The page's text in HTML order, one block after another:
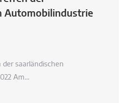
Automobilindustrie
saarländischen
Am…